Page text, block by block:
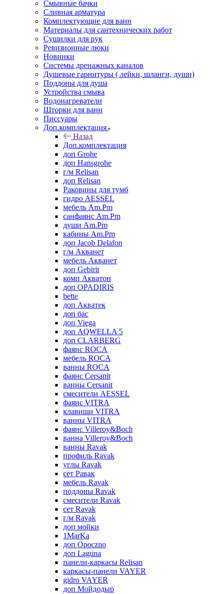
Смывные бачки
Сливная арматура
Комплектующие для ванн
Материалы для сантехнических работ
Сушилки для рук
Ревизионные люки
Новинки
Системы дренажных каналов
Душевые гарнитуры ( лейки, шланги, души)
Поддоны для душа
Устройства смыва
Водонагреватели
Шторки для ванн
Писсуары
Доп.комплектация
Назад
Доп.комплектация
доп Grohe
доп Hansgrohe
г/м Relisan
доп Relisan
Раковины для тумб
гидро AESSEL
мебель Am.Pm
санфаянс Am.Pm
души Am.Pm
кабины Am.Pm
доп Jacob Delafon
г/м Акванет
мебель Акванет
доп Gebirit
комп Акватон
доп OPADIRIS
bette
доп Акватек
доп бас
доп Viega
доп AQWELLA 5
доп CLARBERG
фаянс ROCA
мебель ROCA
ванны ROCA
фаянс Cersanit
ванны Cersanit
смесители AESSEL
фаянс VITRA
клавиши VITRA
ванны VITRA
фаянс Villeroy&Boch
ванна Villeroy&Boch
ванны Ravak
профиль Ravak
углы Ravak
сет Равак
мебель Ravak
поддоны Ravak
смесители Ravak
сет Ravak
г/м Ravak
доп мойки
1MarKa
доп Opoczno
доп Laguna
панели-каркасы Relisan
каркасы-панели VAYER
gidro VAYER
доп Мойдодыр